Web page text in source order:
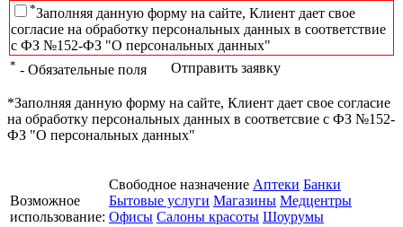
*Заполняя данную форму на сайте, Клиент дает свое
согласие на обработку персональных данных в соответствие
с ФЗ №152-ФЗ "О персональных данных"
* - Обязательные поля Отправить заявку
*Заполняя данную форму на сайте, Клиент дает свое согласие
на обработку персональных данных в соответсвие с ФЗ №152-
ФЗ "О персональных данных"
Возможное
использование:
Свободное назначение Аптеки Банки
Бытовые услуги Магазины Медцентры
Офисы Салоны красоты Шоурумы